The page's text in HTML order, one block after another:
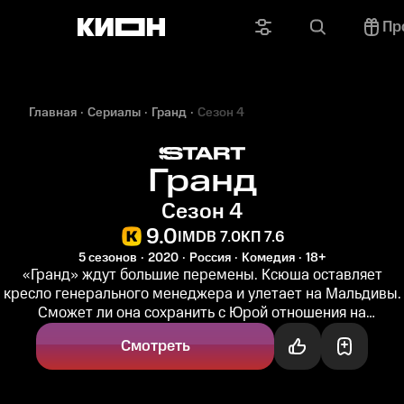
Главная Сериалы Гранд Сезон 4
Гранд
Сезон 4
9.0IMDB 7.0КП 7.6
5 сезонов 2020 Россия Комедия 18+
«Гранд» ждут большие перемены. Ксюша оставляет
кресло генерального менеджера и улетает на Мальдивы.
Сможет ли она сохранить с Юрой отношения на
расстоянии — большой вопрос...
Смотреть